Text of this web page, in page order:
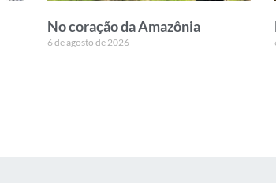
No coração da Amazônia
6 de agosto de 2026